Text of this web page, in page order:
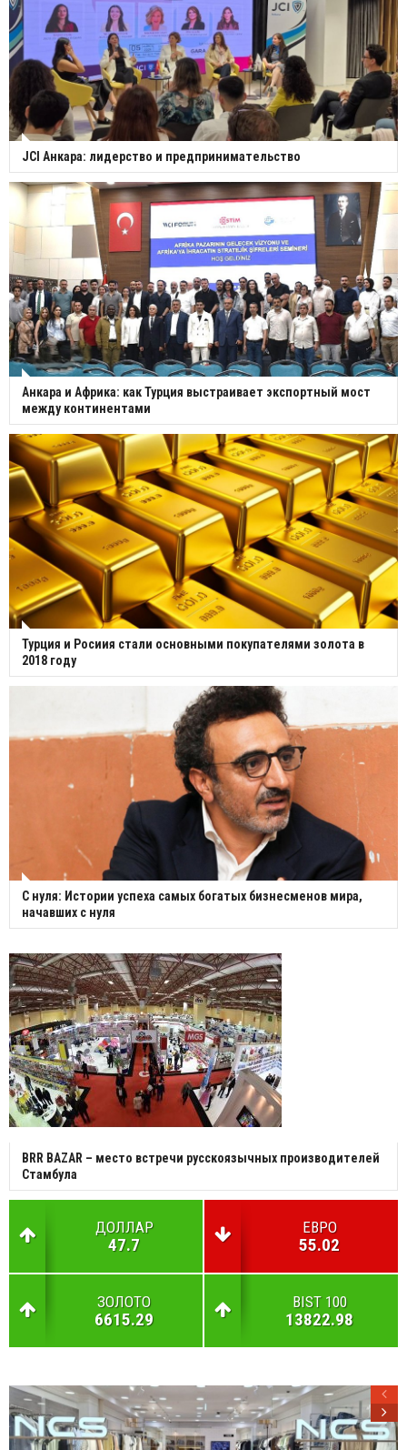
JCI Анкара: лидерство и предпринимательство
Анкара и Африка: как Турция выстраивает экспортный мост
между континентами
Турция и Росиия стали основными покупателями золота в
2018 году
С нуля: Истории успеха самых богатых бизнесменов мира,
начавших с нуля
BRR BAZAR – место встречи русскоязычных производителей
Стамбула
ДОЛЛАР
47.7
ЕВРО
55.02
ЗОЛОТО
6615.29
BIST 100
13822.98